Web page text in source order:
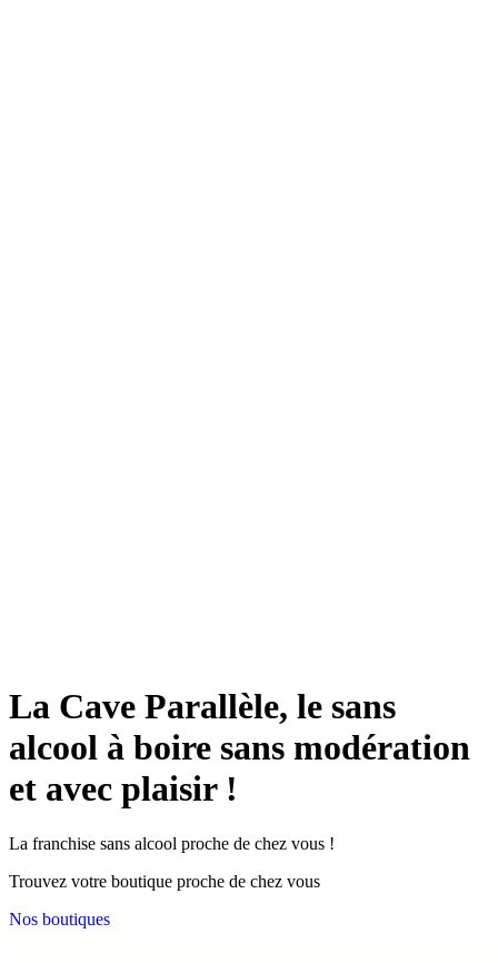
La Cave Parallèle, le sans
alcool à boire sans modération
et avec plaisir !
La franchise sans alcool proche de chez vous !
Trouvez votre boutique proche de chez vous
Nos boutiques